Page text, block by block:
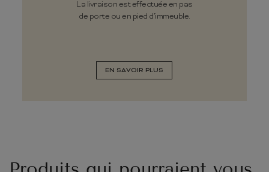
La livraison est effectuée en pas
de porte ou en pied d’immeuble.
EN SAVOIR PLUS